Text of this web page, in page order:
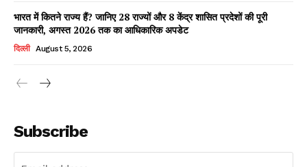
Read Latest News on AIN
भारत में कितने राज्य हैं? जानिए 28 राज्यों और 8 केंद्र शासित प्रदेशों की पूरी
जानकारी, अगस्त 2026 तक का आधिकारिक अपडेट
दिल्ली August 5, 2026
Subscribe